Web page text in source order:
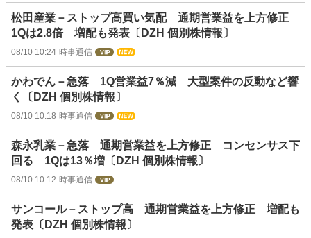
松田産業－ストップ高買い気配 通期営業益を上方修正
1Qは2.8倍 増配も発表〔DZH 個別株情報〕
08/10 10:24 時事通信
かわでん－急落 1Q営業益7％減 大型案件の反動など響
く〔DZH 個別株情報〕
08/10 10:18 時事通信
森永乳業－急落 通期営業益を上方修正 コンセンサス下
回る 1Qは13％増〔DZH 個別株情報〕
08/10 10:12 時事通信
サンコール－ストップ高 通期営業益を上方修正 増配も
発表〔DZH 個別株情報〕